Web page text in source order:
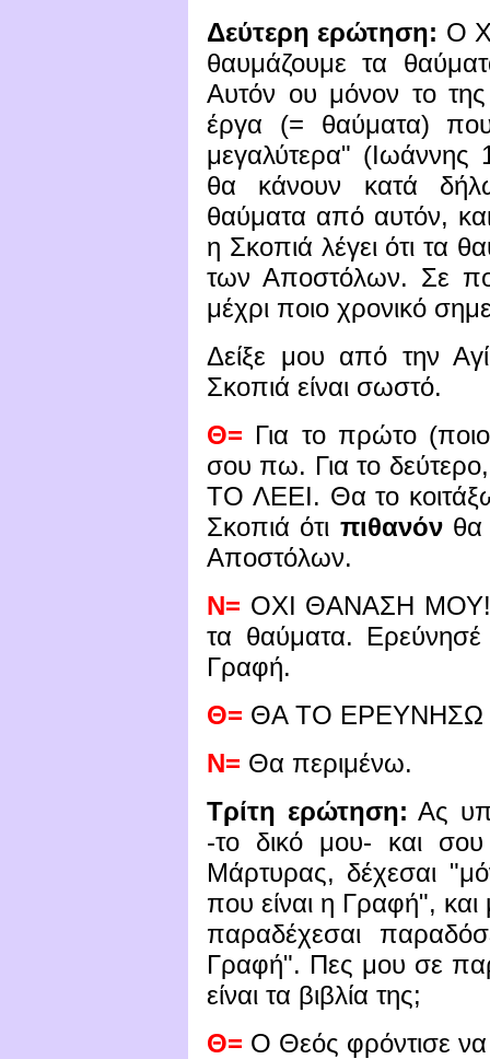
Δεύτερη ερώτηση: Ο
θαυμάζουμε τα
Αυτόν ου μόνον το
έργα (= θαύματα) που
μεγαλύτερα" (Ιωάννης
θα κάνουν κατά
θαύματα από αυτόν,
η Σκοπιά λέγει ότι τα
των Αποστόλων. Σε
μέχρι ποιο χρονικό
Δείξε μου από την
Σκοπιά είναι σωστό.
Θ= Για το πρώτο
σου πω. Για το
ΤΟ ΛΕΕΙ. Θα το
Σκοπιά ότι πιθανόνθα
Αποστόλων.
Ν= ΟΧΙ ΘΑΝΑΣΗ ΜΟΥ!
τα θαύματα.
Γραφή.
Θ= ΘΑ ΤΟ ΕΡΕΥΝΗΣΩ
Ν= Θα περιμένω.
Τρίτη ερώτηση: Ας
-το δικό μου- και
Μάρτυρας, δέχεσαι
που είναι η Γραφή", και
παραδέχεσαι
Γραφή". Πες μου σε
είναι τα βιβλία της;
Θ= Ο Θεός φρόντισε να